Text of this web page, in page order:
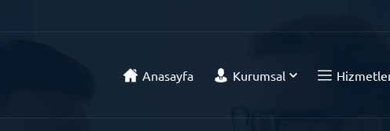
Anasayfa Kurumsal